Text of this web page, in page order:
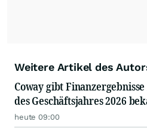
Weitere Artikel des
Coway gibt
des Geschäftsjahres 2026
heute 09:00